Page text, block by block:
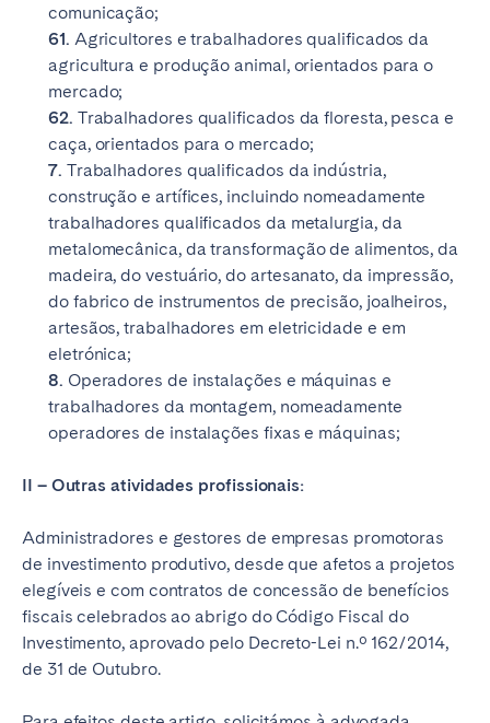
comunicação;
61. Agricultores e trabalhadores qualificados da
agricultura e produção animal, orientados para o
mercado;
62. Trabalhadores qualificados da floresta, pesca e
caça, orientados para o mercado;
7. Trabalhadores qualificados da indústria,
construção e artífices, incluindo nomeadamente
trabalhadores qualificados da metalurgia, da
metalomecânica, da transformação de alimentos, da
madeira, do vestuário, do artesanato, da impressão,
do fabrico de instrumentos de precisão, joalheiros,
artesãos, trabalhadores em eletricidade e em
eletrónica;
8. Operadores de instalações e máquinas e
trabalhadores da montagem, nomeadamente
operadores de instalações fixas e máquinas;
II – Outras atividades profissionais:
Administradores e gestores de empresas promotoras
de investimento produtivo, desde que afetos a projetos
elegíveis e com contratos de concessão de benefícios
fiscais celebrados ao abrigo do Código Fiscal do
Investimento, aprovado pelo Decreto-Lei n.º 162/2014,
de 31 de Outubro.